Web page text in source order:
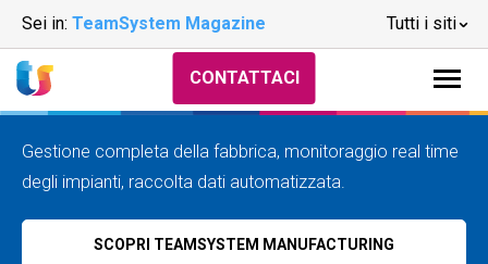
Sei in: TeamSystem Magazine Tutti i siti
CONTATTACI
Gestione completa della fabbrica, monitoraggio real time
degli impianti, raccolta dati automatizzata.
SCOPRI TEAMSYSTEM MANUFACTURING